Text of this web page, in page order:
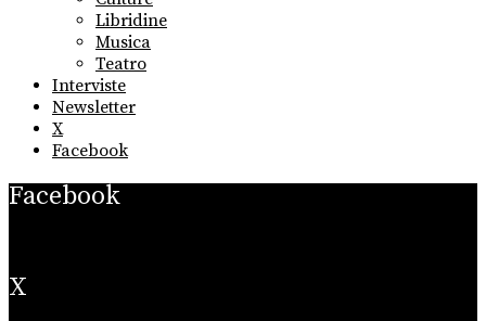
Libridine
Musica
Teatro
Interviste
Newsletter
X
Facebook
Facebook
X